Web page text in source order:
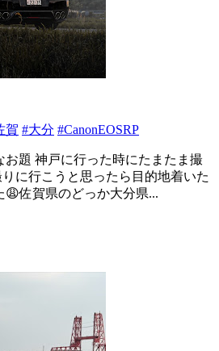
賀 #大分 #CanonEOSRP
お題 神戸に行った時にたまたま撮
に行こうと思ったら目的地着いた
佐賀県のどっか大分県...